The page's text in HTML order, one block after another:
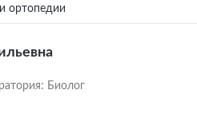
ортопедии
Биолог